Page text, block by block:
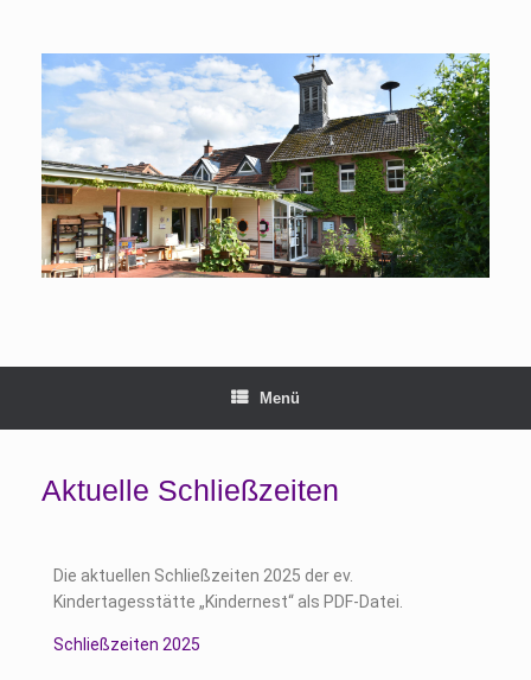
Menü
Aktuelle Schließzeiten
Die aktuellen Schließzeiten 2025 der ev.
Kindertagesstätte „Kindernest“ als PDF-Datei.
Schließzeiten 2025